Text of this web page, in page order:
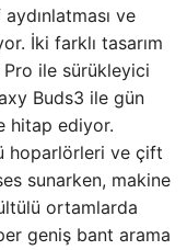
ve
İki farklı tasarım
ile sürükleyici
Buds3 ile gün
hitap ediyor.
hoparlörleri ve çift
sunarken, makine
ortamlarda
geniş bant arama